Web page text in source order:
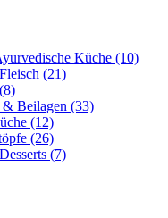
Küche (10)
(21)
& Beilagen (33)
(12)
(26)
(7)